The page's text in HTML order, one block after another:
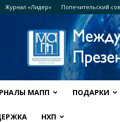
Журнал «Лидер» Попечительский
МАПП ПОДАРКИ
НХП